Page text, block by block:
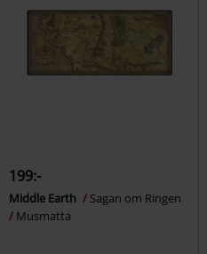
199:-
Middle Earth
Sagan om Ringen
Musmatta